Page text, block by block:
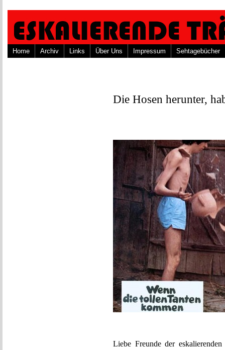
Home Archiv Links Über Uns Impressum Sehtagebücher
Die Hosen herunter,
Liebe Freunde der